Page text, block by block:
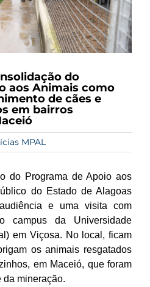
do
aos Animais como
de cães e
em bairros
MPAL
do Programa de Apoio aos
do Estado de Alagoas
e uma visita com
campus da Universidade
em Viçosa. No local, ficam
os animais resgatados
em Maceió, que foram
da mineração.